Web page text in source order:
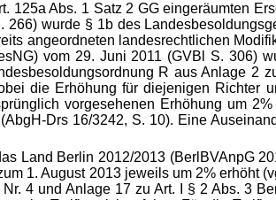
Abs. 1 Satz 2 GG eingeräumten
wurde § 1b des
angeordneten landesrechtlichen
vom 29. Juni 2011 (GVBl S. 306)
R aus Anlage 2
die Erhöhung für diejenigen Richter
vorgesehenen Erhöhung um
Drs 16/3242, S. 10). Eine
Land Berlin 2012/2013 (BerlBVAnpG
1. August 2013 jeweils um 2% erhöht
4 und Anlage 17 zu Art. I § 2 Abs. 3